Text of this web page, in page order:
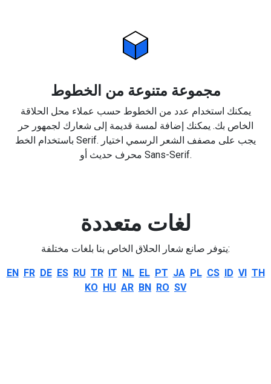
مجموعة متنوعة من الخطوط
يمكنك استخدام عدد من الخطوط حسب عملاء محل الحلاقة
الخاص بك. يمكنك إضافة لمسة قديمة إلى شعارك لجمهور حر
باستخدام الخط Serif. يجب على مصفف الشعر الرسمي اختيار
محرف حديث أو Sans-Serif.
لغات متعددة
يتوفر صانع شعار الحلاق الخاص بنا بلغات مختلفة:
EN FR DE ES RU TR IT NL EL PT JA PL CS ID VI TH
KO HU AR BN RO SV